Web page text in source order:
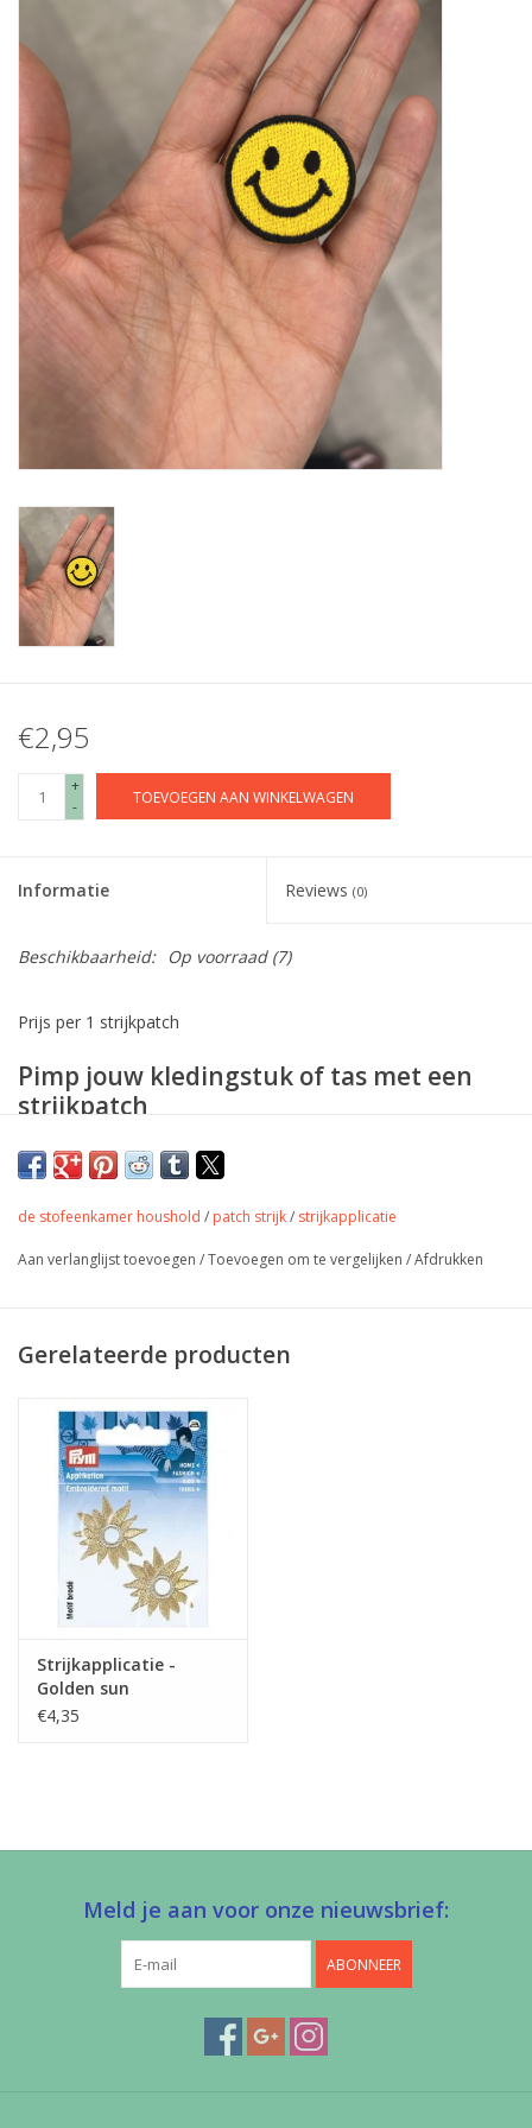
Diy pakketten
Studio Olive inspireert....
€2,95
+
-
TOEVOEGEN AAN WINKELWAGEN
Informatie Reviews (0)
Beschikbaarheid: Op voorraad(7)
Prijs per 1 strijkpatch
Pimp jouw kledingstuk of tas met een
strijkpatch
de stofeenkamer houshold / patch strijk/ strijkapplicatie
Aan verlanglijst toevoegen /Toevoegen om te vergelijken /Afdrukken
Gerelateerde producten
Strijkapplicatie -
Golden sun
€4,35
Meld je aan voor onze nieuwsbrief:
ABONNEER